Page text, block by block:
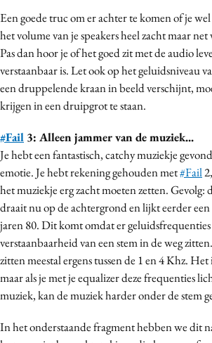
Een goede truc om er achter te komen of je
het volume van je speakers heel zacht maar
Pas dan hoor je of het goed zit met de audio
verstaanbaar is. Let ook op het geluidsniveau
een druppelende kraan in beeld verschijnt,
krijgen in een druipgrot te staan.
#Fail 3: Alleen jammer van de muziek...
Je hebt een fantastisch, catchy muziekje
emotie. Je hebt rekening gehouden met#Fail
het muziekje erg zacht moeten zetten. Gevolg:
draait nu op de achtergrond en lijkt eerder
jaren 80. Dit komt omdat er
verstaanbaarheid van een stem in de weg
zitten meestal ergens tussen de 1 en 4 Khz.
maar als je met je equalizer deze frequenties
muziek, kan de muziek harder onder de stem
In het onderstaande fragment hebben we dit